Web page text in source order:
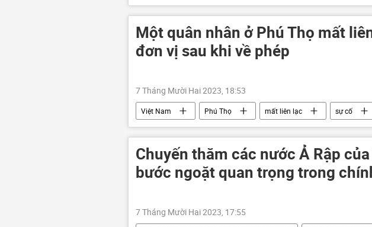
SWIFT
kinh tế thị trường VTB
Một quân nhân ở Phú Thọ mất
đơn vị sau khi về phép
7 Tháng Mười Hai 2023, 18:53
Việt Nam Phú Thọ mất liên lạc sự cố
Chuyến thăm các nước Ả Rập
bước ngoặt quan trọng trong
7 Tháng Mười Hai 2023, 17:55